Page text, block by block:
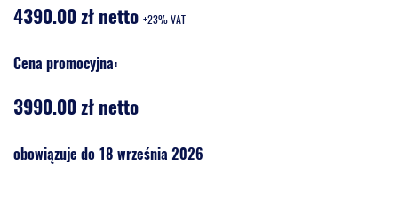
4390.00 zł netto +23% VAT
Cena promocyjna:
3990.00 zł netto
obowiązuje do 18 września 2026